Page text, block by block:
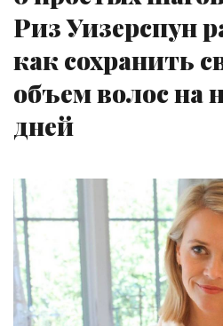
Риз Уизерспун
как сохранить
объем волос на
дней